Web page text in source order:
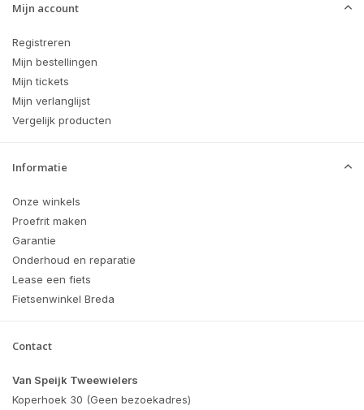
Mijn account
Registreren
Mijn bestellingen
Mijn tickets
Mijn verlanglijst
Vergelijk producten
Informatie
Onze winkels
Proefrit maken
Garantie
Onderhoud en reparatie
Lease een fiets
Fietsenwinkel Breda
Contact
Van Speijk Tweewielers
Koperhoek 30 (Geen bezoekadres)